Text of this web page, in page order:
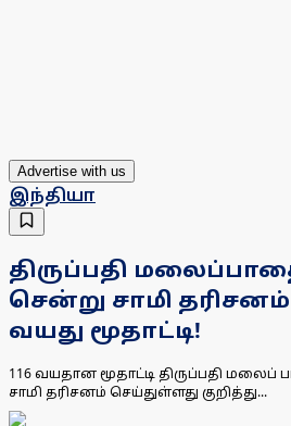
Advertise with us
இந்தியா
திருப்பதி
சென்று சாமி
வயது மூதாட்டி!
116 வயதான மூதாட்டி திருப்பதி
சாமி தரிசனம் செய்துள்ளது குறித்து...